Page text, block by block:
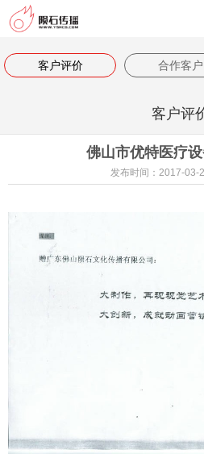
网站导航
数字孪生体验
返回首页
客户评价 合作客户
客户评
佛山市优特医疗
发布时间：2017-03-